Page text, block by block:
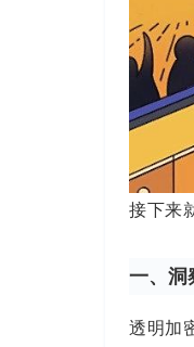
接下来
一、洞
透明加